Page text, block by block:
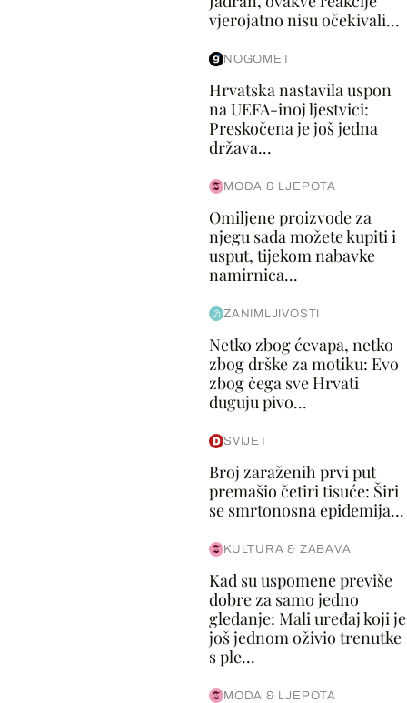
vjerojatno nisu očekivali...
NOGOMET
Hrvatska nastavila uspon
na UEFA-inoj ljestvici:
Preskočena je još jedna
država...
MODA & LJEPOTA
Omiljene proizvode za
njegu sada možete kupiti i
usput, tijekom nabavke
namirnica...
ZANIMLJIVOSTI
Netko zbog ćevapa, netko
zbog drške za motiku: Evo
zbog čega sve Hrvati
duguju pivo...
SVIJET
Broj zaraženih prvi put
premašio četiri tisuće: Širi
se smrtonosna epidemija...
KULTURA & ZABAVA
Kad su uspomene previše
dobre za samo jedno
gledanje: Mali uređaj koji je
još jednom oživio trenutke
s ple...
MODA & LJEPOTA